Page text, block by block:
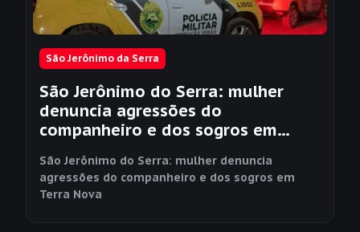
São Jerônimo da Serra
São Jerônimo do Serra: mulher
denuncia agressões do
companheiro e dos sogros em
São Jerônimo do Serra: mulher denuncia
agressões do companheiro e dos sogros em
Terra Nova